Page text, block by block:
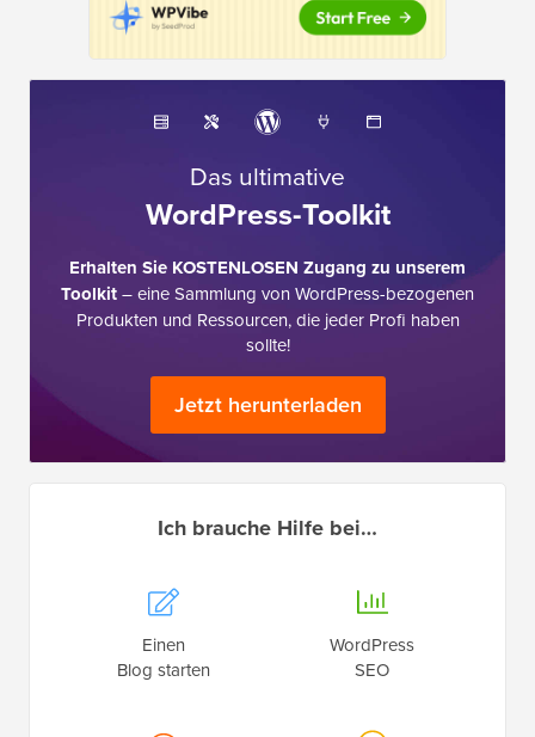
Das ultimative
WordPress-Toolkit
Erhalten Sie KOSTENLOSEN Zugang zu unserem
Toolkit– eine Sammlung von WordPress-bezogenen
Produkten und Ressourcen, die jeder Profi haben
sollte!
Jetzt herunterladen
Ich brauche Hilfe bei…
Einen
Blog starten
WordPress
SEO